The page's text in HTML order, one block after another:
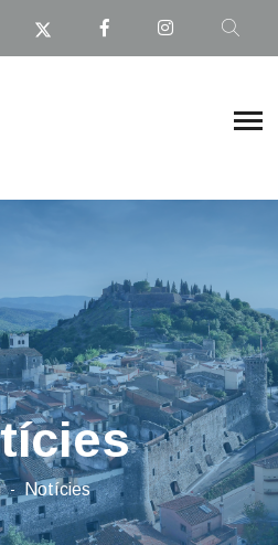
Notícies